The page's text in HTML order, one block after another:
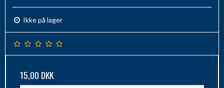
Ikke på lager
15,00 DKK